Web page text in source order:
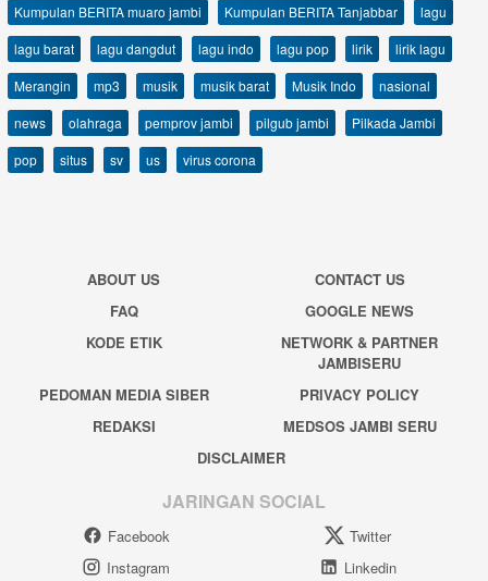
Kumpulan BERITA muaro jambi
Kumpulan BERITA Tanjabbar
lagu
lagu barat
lagu dangdut lagu indo lagu pop lirik
lirik lagu
Merangin
mp3 musik musik barat Musik Indo
nasional
news
olahraga pemprov jambi pilgub jambi
Pilkada Jambi
pop
situs sv us virus corona
ABOUT US
CONTACT US
FAQ
GOOGLE NEWS
KODE ETIK
NETWORK & PARTNER
JAMBISERU
PEDOMAN MEDIA SIBER
PRIVACY POLICY
REDAKSI
MEDSOS JAMBI SERU
DISCLAIMER
JARINGAN SOCIAL
Facebook
Twitter
Instagram
Linkedin